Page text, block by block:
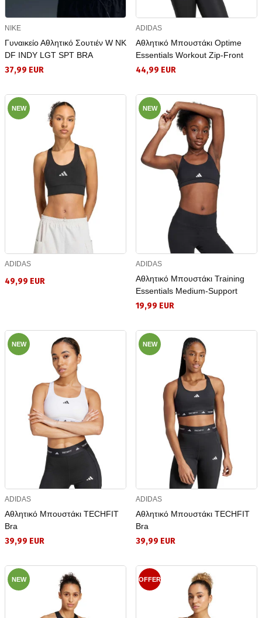
NIKE
Γυναικείο Αθλητικό Σουτιέν W NK
DF INDY LGT SPT BRA
37,99 EUR
ADIDAS
Αθλητικό Μπουστάκι Optime
Essentials Workout Zip-Front
44,99 EUR
NEW
ADIDAS
49,99 EUR
NEW
ADIDAS
Αθλητικό Μπουστάκι Training
Essentials Medium-Support
19,99 EUR
NEW
ADIDAS
Αθλητικό Μπουστάκι TECHFIT
Bra
39,99 EUR
NEW
ADIDAS
Αθλητικό Μπουστάκι TECHFIT
Bra
39,99 EUR
NEW OFFER